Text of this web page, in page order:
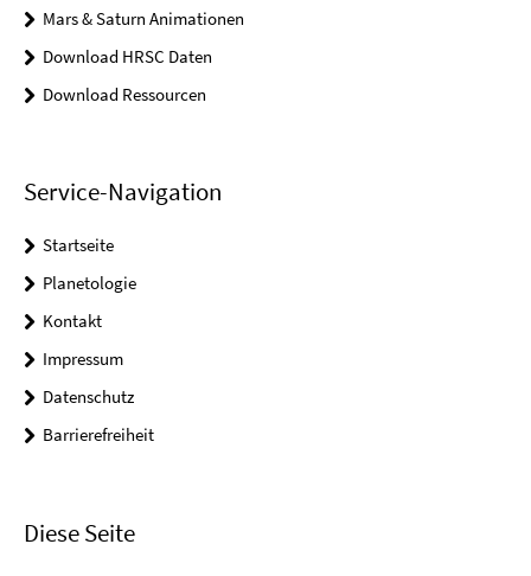
Mars & Saturn Animationen
Download HRSC Daten
Download Ressourcen
Service-Navigation
Startseite
Planetologie
Kontakt
Impressum
Datenschutz
Barrierefreiheit
Diese Seite